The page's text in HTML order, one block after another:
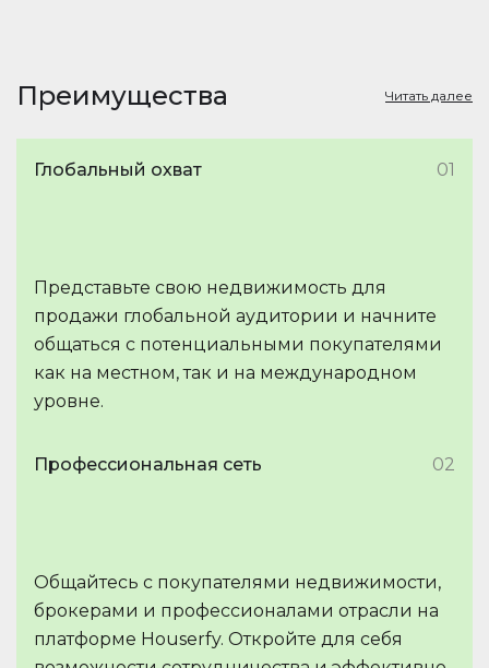
Преимущества Читать далее
Глобальный охват 01
Представьте свою недвижимость для
продажи глобальной аудитории и начните
общаться с потенциальными покупателями
как на местном, так и на международном
уровне.
Профессиональная сеть 02
Общайтесь с покупателями недвижимости,
брокерами и профессионалами отрасли на
платформе Houserfy. Откройте для себя